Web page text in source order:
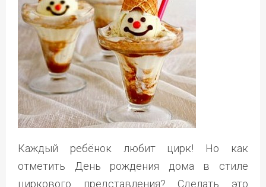
Каждый ребёнок любит цирк! Но как
отметить День рождения дома в стиле
циркового представления? Сделать это